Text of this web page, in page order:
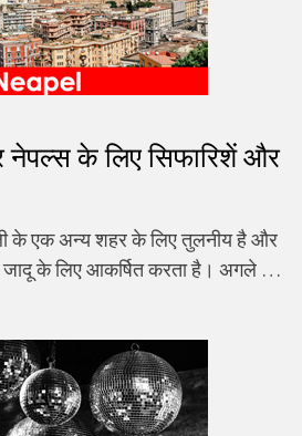
नेपल्स के लिए सिफारिशें और
के एक अन्य शहर के लिए तुलनीय है और
जादू के लिए आकर्षित करता है। अगले …